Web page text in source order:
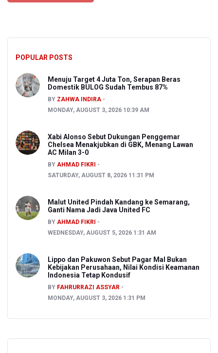
POPULAR POSTS
Menuju Target 4 Juta Ton, Serapan Beras
Domestik BULOG Sudah Tembus 87%
BY ZAHWA INDIRA
MONDAY, AUGUST 3, 2026 10:39 AM
Xabi Alonso Sebut Dukungan Penggemar
Chelsea Menakjubkan di GBK, Menang Lawan
AC Milan 3-0
BY AHMAD FIKRI
SATURDAY, AUGUST 8, 2026 11:31 PM
Malut United Pindah Kandang ke Semarang,
Ganti Nama Jadi Java United FC
BY AHMAD FIKRI
WEDNESDAY, AUGUST 5, 2026 1:31 AM
Lippo dan Pakuwon Sebut Pagar Mal Bukan
Kebijakan Perusahaan, Nilai Kondisi Keamanan
Indonesia Tetap Kondusif
BY FAHRURRAZI ASSYAR
MONDAY, AUGUST 3, 2026 1:31 PM